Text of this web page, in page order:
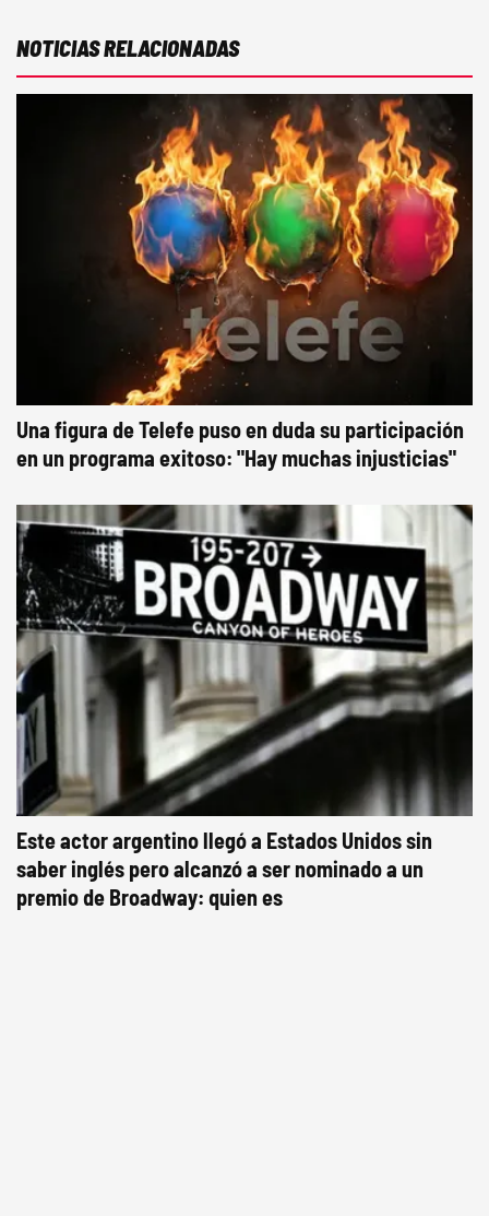
NOTICIAS RELACIONADAS
Una figura de Telefe puso en duda su participación
en un programa exitoso: "Hay muchas injusticias"
Este actor argentino llegó a Estados Unidos sin
saber inglés pero alcanzó a ser nominado a un
premio de Broadway: quien es